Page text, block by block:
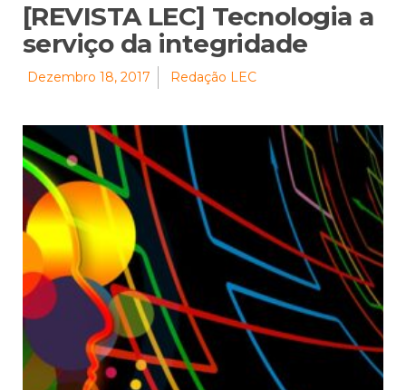
[REVISTA LEC] Tecnologia a
serviço da integridade
Dezembro 18, 2017 Redação LEC